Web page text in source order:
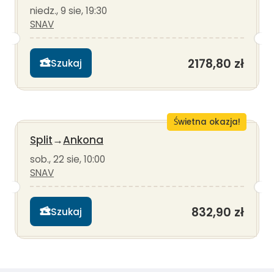
niedz., 9 sie, 19:30
SNAV
Szukaj 2178,80 zł
Świetna okazja!
Split→Ankona
sob., 22 sie, 10:00
SNAV
Szukaj 832,90 zł